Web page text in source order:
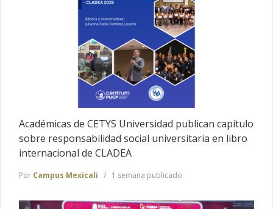
Académicas de CETYS Universidad publican capítulo
sobre responsabilidad social universitaria en libro
internacional de CLADEA
Por Campus Mexicali 1 semana publicado